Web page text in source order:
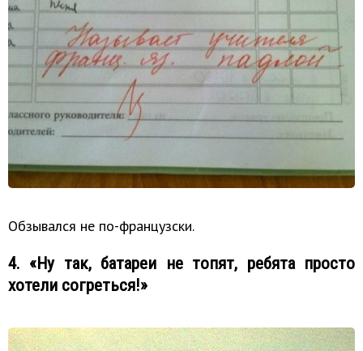
Обзывался не по-французски.
4. «Ну так, батареи не топят, ребята просто
хотели согреться!»